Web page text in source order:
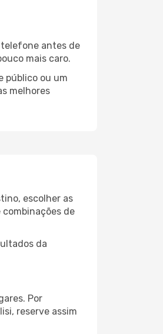
telefone antes de
mais caro.
público ou um
melhores
escolher as
de
da
Por
reserve assim